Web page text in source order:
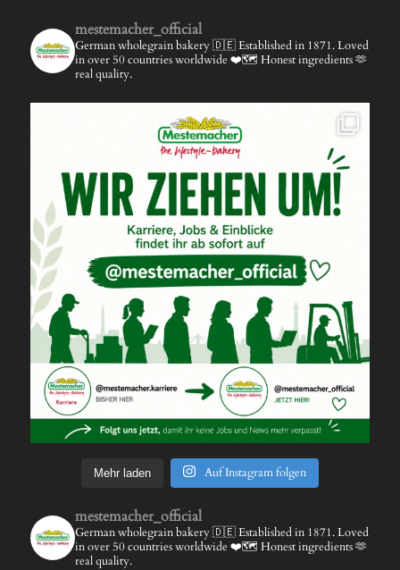
mestemacher_official
German wholegrain bakery 🇩🇪Established in 1871.Loved
in over 50 countries worldwide ❤️🗺️ Honest ingredients 🫶
real quality.
Mehr laden Auf Instagram folgen
mestemacher_official
German wholegrain bakery 🇩🇪Established in 1871.Loved
in over 50 countries worldwide ❤️🗺️ Honest ingredients 🫶
real quality.